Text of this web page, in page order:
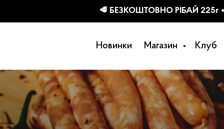
Новинки Магазин Клуб